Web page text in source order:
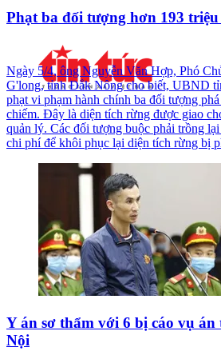
Phạt ba đối tượng hơn 193
Ngày 5/4, ông Nguyễn Văn Hợp, Phó
G'long, tỉnh Đắk Nông cho biết, UBND
phạt vi phạm hành chính ba đối tượng
chiếm. Đây là diện tích rừng được giao
quản lý. Các đối tượng buộc phải trồng
chi phí để khôi phục lại diện tích rừng bị
Y án sơ thẩm với 6 bị cáo vụ
Nội